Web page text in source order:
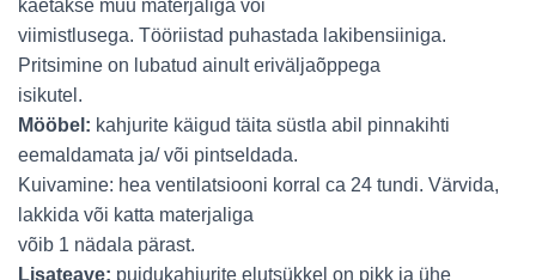
kaetakse muu materjaliga või
viimistlusega. Tööriistad puhastada lakibensiiniga.
Pritsimine on lubatud ainult eriväljaõppega
isikutel.
Mööbel: kahjurite käigud täita süstla abil pinnakihti
eemaldamata ja/ või pintseldada.
Kuivamine: hea ventilatsiooni korral ca 24 tundi. Värvida,
lakkida või katta materjaliga
võib 1 nädala pärast.
Lisateave: puidukahjurite elutsükkel on pikk ja ühe